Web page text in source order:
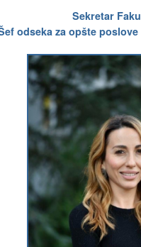
Sekretar
odseka za opšte